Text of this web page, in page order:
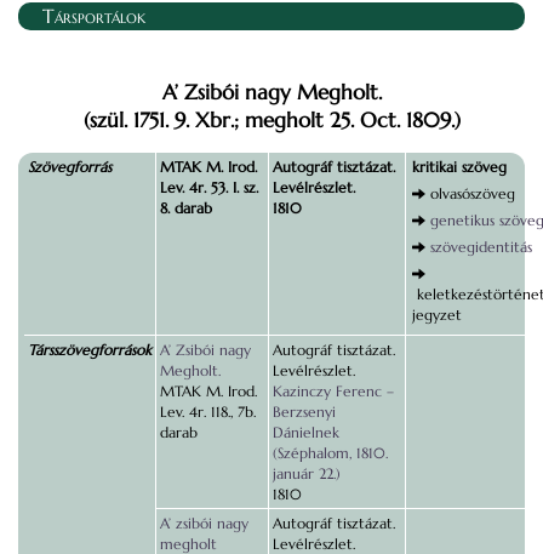
Társportálok
A’ Zsibói nagy Megholt.
(szül. 1751. 9. Xbr.; megholt 25. Oct. 1809.)
Szövegforrás
MTAK M. Irod.
Lev. 4r. 53. I. sz.
8. darab
Autográf tisztázat.
Levélrészlet.
1810
kritikai szöveg
olvasószöveg
genetikus szöveg
szövegidentitás
jegyzet
Társszövegforrások A’ Zsibói nagy
Megholt.
MTAK M. Irod.
Lev. 4r. 118., 7b.
darab
Autográf tisztázat.
Levélrészlet.
Kazinczy Ferenc –
Berzsenyi
Dánielnek
(Széphalom, 1810.
január 22.)
1810
A’ zsibói nagy
megholt
Autográf tisztázat.
Levélrészlet.